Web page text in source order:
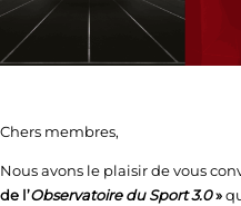
Chers membres,
Nous avons le plaisir de vous
de l’Observatoire du Sport 3.0»